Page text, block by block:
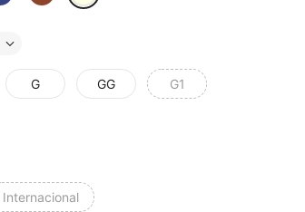
G GG G1
Internacional